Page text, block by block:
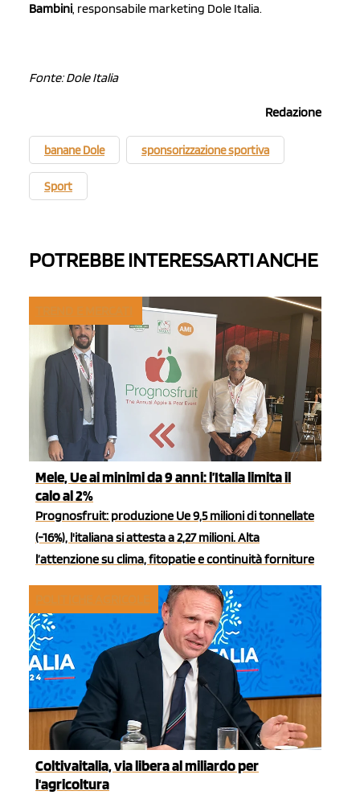
Bambini, responsabile marketing Dole Italia.
Fonte: Dole Italia
Redazione
banane Dole sponsorizzazione sportiva
Sport
POTREBBE INTERESSARTI ANCHE
Mele, Ue ai minimi da 9 anni: l’Italia limita il
calo al 2%
Prognosfruit: produzione Ue 9,5 milioni di tonnellate
(-16%), l'italiana si attesta a 2,27 milioni. Alta
l’attenzione su clima, fitopatie e continuità forniture
Coltivaitalia, via libera al miliardo per
l'agricoltura